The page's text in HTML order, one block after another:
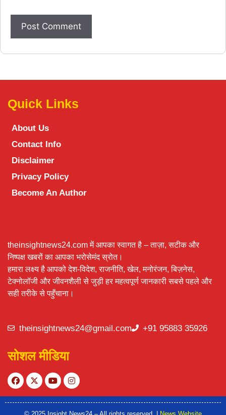
Quick Links
About Us
Contact Info
Disclaimer
Privacy Policy
Become An Author
theinsightnews24.com में आपका स्वागत है – ताज़ा, सटीक और
निष्पक्ष खबरों का आपका भरोसेमंद स्रोत।
हमारा लक्ष्य है आपको देश-विदेश, राजनीति, खेल, मनोरंजन, बिज़नेस,
टेक्नोलॉजी और जीवनशैली से जुड़ी हर महत्वपूर्ण जानकारी सबसे पहले और
सही तरीके से पहुँचाना।
theinsightnews24@gmail.com +91 95883 35926
सोशल मीडिया